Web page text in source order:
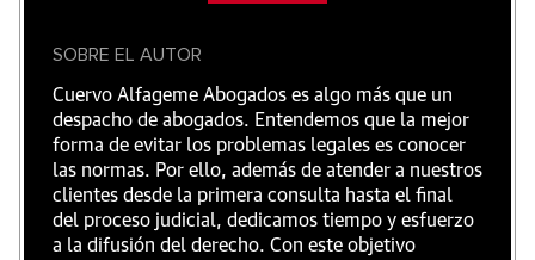
SOBRE EL AUTOR
Cuervo Alfageme Abogados es algo más que un
despacho de abogados. Entendemos que la mejor
forma de evitar los problemas legales es conocer
las normas. Por ello, además de atender a nuestros
clientes desde la primera consulta hasta el final
del proceso judicial, dedicamos tiempo y esfuerzo
a la difusión del derecho. Con este objetivo